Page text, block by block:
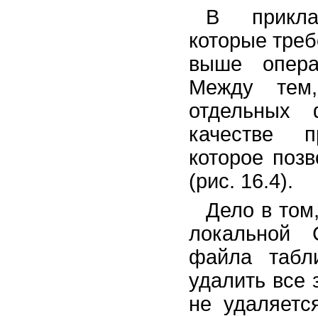
В
которые
выше
Между
качестве
которое
(рис. 16.4).
Дело в
локальной
файла
удалить все
не